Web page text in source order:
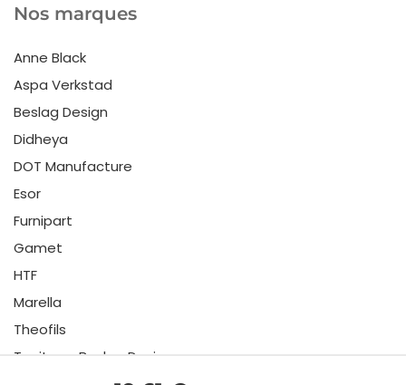
Nos marques
Anne Black
Aspa Verkstad
Beslag Design
Didheya
DOT Manufacture
Esor
Furnipart
Gamet
HTF
Marella
Theofils
Toniton x Beslag Design